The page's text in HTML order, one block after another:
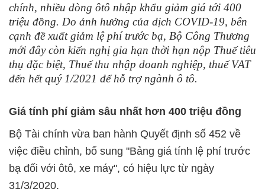
chính, nhiều dòng ôtô nhập khẩu giảm giá tới 400
triệu đồng. Do ảnh hưởng của dịch COVID-19, bên
cạnh đề xuất giảm lệ phí trước bạ, Bộ Công Thương
mới đây còn kiến nghị gia hạn thời hạn nộp Thuế tiêu
thụ đặc biệt, Thuế thu nhập doanh nghiệp, thuế VAT
đến hết quý 1/2021 để hỗ trợ ngành ô tô.
Giá tính phí giảm sâu nhất hơn 400 triệu đồng
Bộ Tài chính vừa ban hành Quyết định số 452 về
việc điều chỉnh, bổ sung "Bảng giá tính lệ phí trước
bạ đối với ôtô, xe máy", có hiệu lực từ ngày
31/3/2020.